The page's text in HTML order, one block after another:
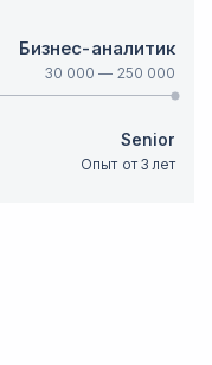
Бизнес-аналитик
30 000 — 250 000
Senior
Опыт от 3 лет